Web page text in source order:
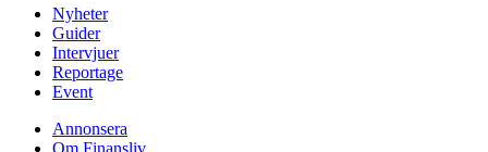
Nyheter
Guider
Intervjuer
Reportage
Event
Annonsera
Om Finansliv